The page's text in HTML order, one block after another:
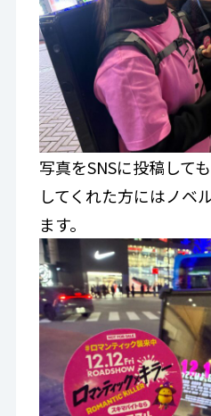
写真をSNSに投稿して
してくれた方にはノベ
ます。